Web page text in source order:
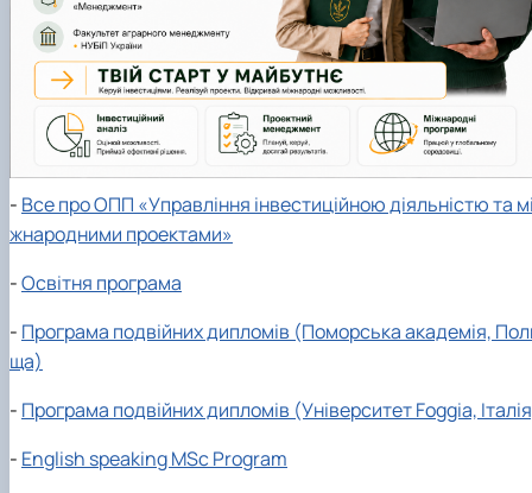
- Все про ОПП «Управління інвестиційною діяльністю та
жнародними проектами»
-Освітня програма
- Програма подвійних дипломів (Поморська академія,
ща)
- Програма подвійних дипломів (Університет Foggia,
- English speaking MSc Program